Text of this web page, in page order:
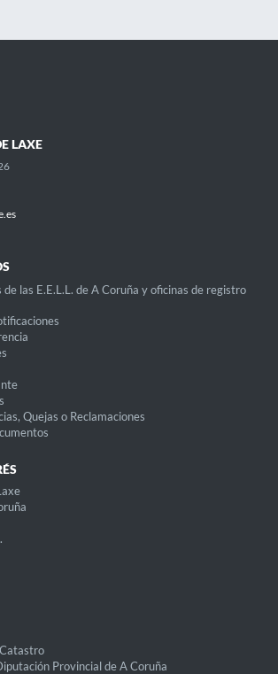
LAXE
de las E.E.L.L. de A Coruña y oficinas de registro
Quejas o Reclamaciones
Provincial de A Coruña